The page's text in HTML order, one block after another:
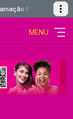
Musical das
MENU